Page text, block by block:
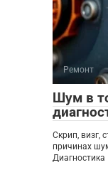
Ремонт
Шум в
Скрип, визг,
причинах
Диагностика